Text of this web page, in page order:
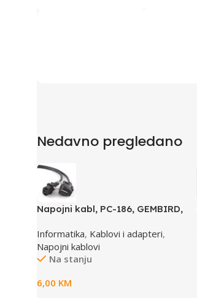
Nedavno pregledano
Napojni kabl, PC-186, GEMBIRD,
Informatika, Kablovi i adapteri,
Napojni kablovi
Na stanju
6,00 KM